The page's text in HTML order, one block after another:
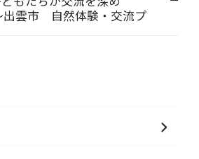
出雲市 自然体験・交流プ